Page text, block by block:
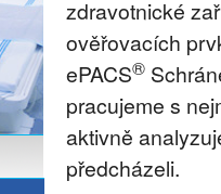
zdravotnické
ověřovacích
ePACS®
pracujeme s
aktivně
předcházeli.